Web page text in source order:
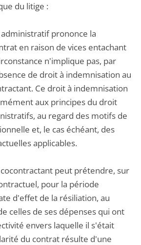
du litige :
prononce la
en raison de vices entachant
n'implique pas, par
de droit à indemnisation au
Ce droit à indemnisation
aux principes du droit
au regard des motifs de
et, le cas échéant, des
applicables.
cocontractant peut prétendre, sur
pour la période
d'effet de la résiliation, au
celles de ses dépenses qui ont
envers laquelle il s'était
du contrat résulte d'une